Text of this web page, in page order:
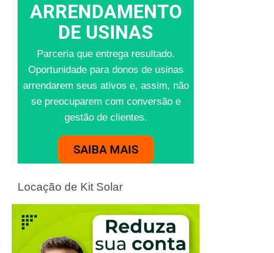
ARRENDAMENTO
DE USINAS
Parceria que entrega resultado.
Oportunidade para donos de usinas
arrendarem seus ativos e, assim, não
se preocuparem com conversão e
gestão de clientes.
SAIBA MAIS
Locação de Kit Solar